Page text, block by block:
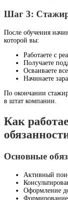
Шаг 3:
После обучения
которой вы:
Работаете с
Получаете
Осваиваете
Начинаете
По окончании
в штат компании.
Как
Основные
Активный
Оформление
Формирование